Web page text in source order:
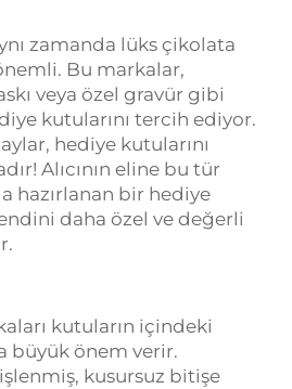
zamanda lüks çikolata
Bu markalar,
veya özel gravür gibi
kutularını tercih ediyor.
hediye kutularını
Alıcının eline bu tür
hazırlanan bir hediye
daha özel ve değerli
kutuların içindeki
büyük önem verir.
kusursuz bitişe